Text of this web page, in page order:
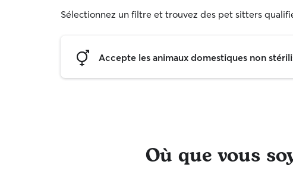
Sélectionnez un filtre et trouvez des pet sitters
Accepte les animaux domestiques non
Où que vous